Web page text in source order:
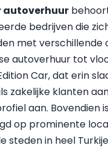
autoverhuur
bedrijven die
met verschillende
autoverhuur tot
Car, dat erin
zakelijke klanten
aan. Bovendien is
op prominente
steden in heel